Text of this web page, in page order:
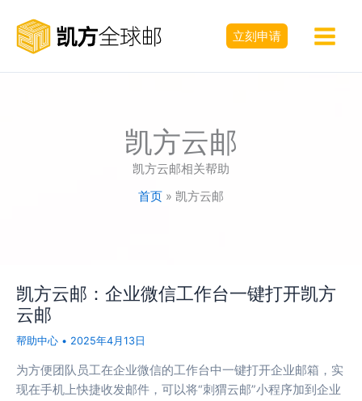
立刻申请
凯方云邮
凯方云邮相关帮助
首页
凯方云邮
凯方云邮：企业微信工作台一键打开凯方
云邮
帮助中心 • 2025年4月13日
为方便团队员工在企业微信的工作台中一键打开企业邮箱，实
现在手机上快捷收发邮件，可以将“刺猬云邮”小程序加到企业